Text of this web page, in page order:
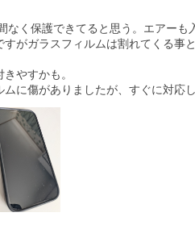
なく保護できてると思う。エアーも
すがガラスフィルムは割れてくる事
やすかも。
に傷がありましたが、すぐに対応